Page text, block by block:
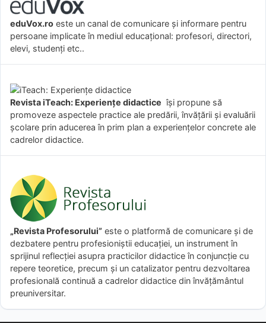
eduVox.ro este un canal de comunicare și informare pentru
persoane implicate în mediul educațional: profesori, directori,
elevi, studenți etc..
Revista iTeach: Experienţe didactice îşi propune să
promoveze aspectele practice ale predării, învăţării şi evaluării
şcolare prin aducerea în prim plan a experienţelor concrete ale
cadrelor didactice.
„Revista Profesorului” este o platformă de comunicare și de
dezbatere pentru profesioniștii educației, un instrument în
sprijinul reflecției asupra practicilor didactice în conjuncție cu
repere teoretice, precum și un catalizator pentru dezvoltarea
profesională continuă a cadrelor didactice din învățământul
preuniversitar.